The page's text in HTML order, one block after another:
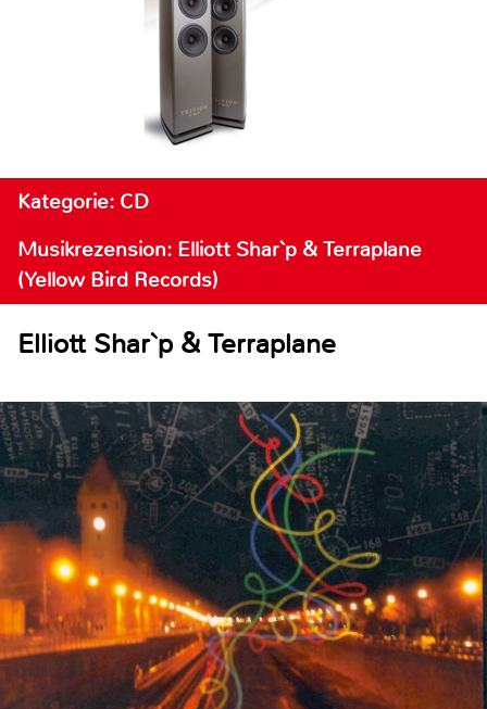
Kategorie: CD
Musikrezension: Elliott Shar`p & Terraplane
(Yellow Bird Records)
Elliott Shar`p & Terraplane